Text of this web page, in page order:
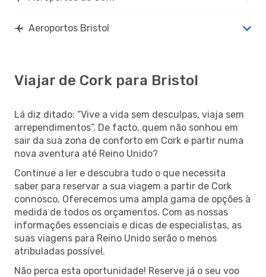
Aeroportos Bristol
Viajar de Cork para Bristol
Lá diz ditado: “Vive a vida sem desculpas, viaja sem
arrependimentos”. De facto, quem não sonhou em
sair da sua zona de conforto em Cork e partir numa
nova aventura até Reino Unido?
Continue a ler e descubra tudo o que necessita
saber para reservar a sua viagem a partir de Cork
connosco. Oferecemos uma ampla gama de opções à
medida de todos os orçamentos. Com as nossas
informações essenciais e dicas de especialistas, as
suas viagens para Reino Unido serão o menos
atribuladas possível.
Não perca esta oportunidade! Reserve já o seu voo